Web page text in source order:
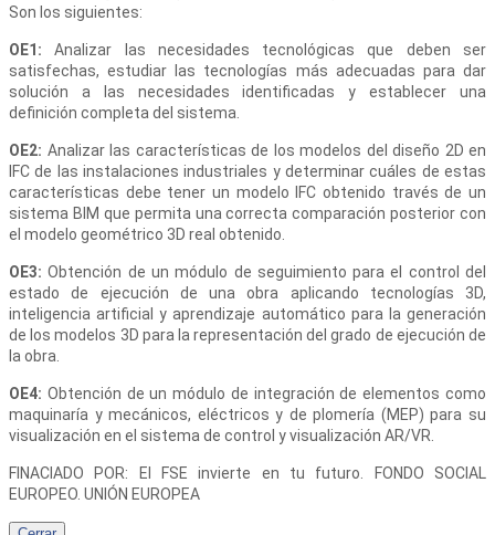
Son los siguientes:
OE1: Analizar las necesidades tecnológicas que deben ser
satisfechas, estudiar las tecnologías más adecuadas para dar
solución a las necesidades identificadas y establecer una
definición completa del sistema.
OE2: Analizar las características de los modelos del diseño 2D en
IFC de las instalaciones industriales y determinar cuáles de estas
características debe tener un modelo IFC obtenido través de un
sistema BIM que permita una correcta comparación posterior con
el modelo geométrico 3D real obtenido.
OE3: Obtención de un módulo de seguimiento para el control del
estado de ejecución de una obra aplicando tecnologías 3D,
inteligencia artificial y aprendizaje automático para la generación
de los modelos 3D para la representación del grado de ejecución de
la obra.
OE4: Obtención de un módulo de integración de elementos como
maquinaría y mecánicos, eléctricos y de plomería (MEP) para su
visualización en el sistema de control y visualización AR/VR.
FINACIADO POR: El FSE invierte en tu futuro. FONDO SOCIAL
EUROPEO. UNIÓN EUROPEA